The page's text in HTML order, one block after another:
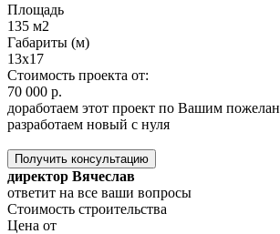
Площадь
135 м2
Габариты (м)
13х17
Стоимость проекта от:
70 000 р.
доработаем этот проект по Вашим
разработаем новый с нуля
Получить консультацию
директор Вячеслав
ответит на все ваши вопросы
Стоимость строительства
Цена от